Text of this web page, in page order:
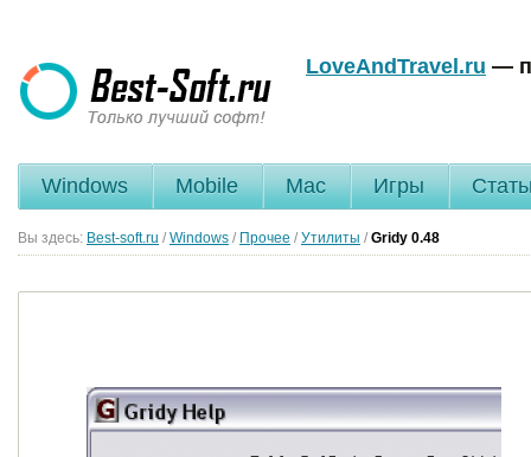
LoveAndTravel.ru —
Windows Mobile Mac Игры
Вы здесь: Best-soft.ru / Windows / Прочее / Утилиты / Gridy 0.48